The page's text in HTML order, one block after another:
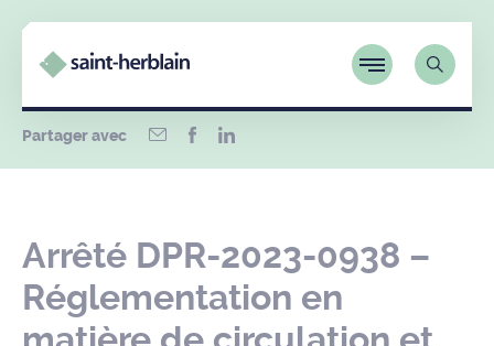
Partager avec
Arrêté DPR-2023-0938 –
Réglementation en